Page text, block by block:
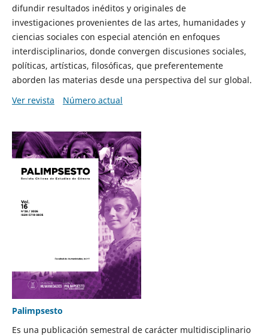
difundir resultados inéditos y originales de
investigaciones provenientes de las artes, humanidades y
ciencias sociales con especial atención en enfoques
interdisciplinarios, donde convergen discusiones sociales,
políticas, artísticas, filosóficas, que preferentemente
aborden las materias desde una perspectiva del sur global.
Ver revista
Número actual
Palimpsesto
Es una publicación semestral de carácter multidisciplinario